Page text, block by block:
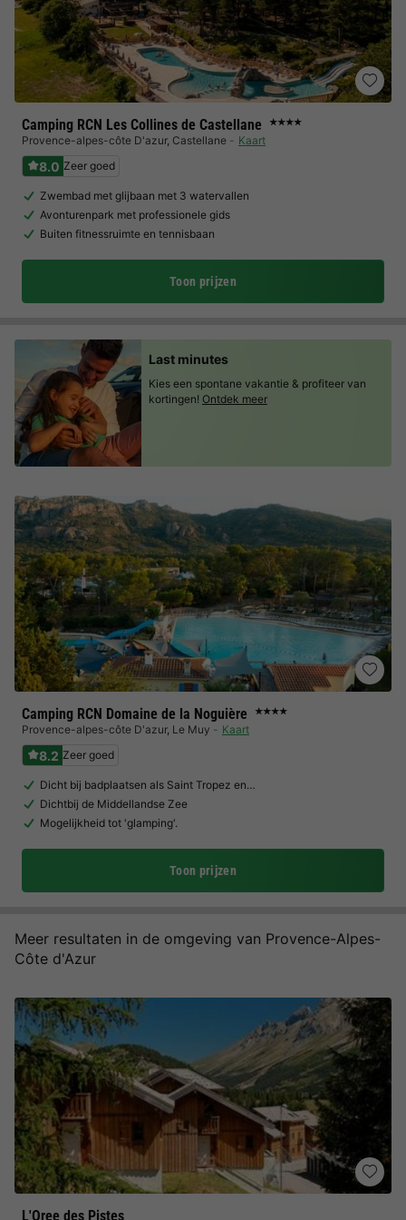
Camping RCN Les Collines de Castellane ★★★★
Provence-alpes-côte D'azur, Castellane Kaart
8.0 Zeer goed
Zwembad met glijbaan met 3 watervallen
Avonturenpark met professionele gids
Buiten fitnessruimte en tennisbaan
Toon prijzen
Camping RCN Domaine de la Noguière ★★★★
Provence-alpes-côte D'azur, Le Muy Kaart
8.2 Zeer goed
Dicht bij badplaatsen als Saint Tropez en…
Dichtbij de Middellandse Zee
Mogelijkheid tot 'glamping'.
Toon prijzen
Meer resultaten in de omgeving van Provence-Alpes-
Côte d'Azur
L'Oree des Pistes
Last minutes
Kies een spontane vakantie & profiteer van
kortingen! Ontdek meer